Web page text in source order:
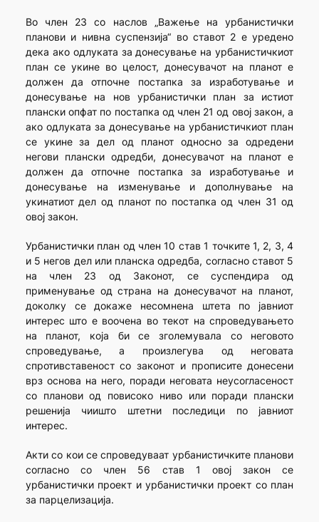
Во член 23 со наслов „Важење на урбанистички
планови и нивна суспензија“ во ставот 2 е уредено
дека ако одлуката за донесување на урбанистичкиот
план се укине во целост, донесувачот на планот е
должен да отпочне постапка за изработување и
донесување на нов урбанистички план за истиот
плански опфат по постапка од член 21 од овој закон, а
ако одлуката за донесување на урбанистичкиот план
се укине за дел од планот односно за одредени
негови плански одредби, донесувачот на планот е
должен да отпочне постапка за изработување и
донесување на изменување и дополнување на
укинатиот дел од планот по постапка од член 31 од
овој закон.
Урбанистички план од член 10 став 1 точките 1, 2, 3, 4
и 5 негов дел или планска одредба, согласно ставот 5
на член 23 од Законот, се суспендира од
применување од страна на донесувачот на планот,
доколку се докаже несомнена штета по јавниот
интерес што е воочена во текот на спроведувањето
на планот, која би се зголемувала со неговото
спроведување, а произлегува од неговата
спротивставеност со законот и прописите донесени
врз основа на него, поради неговата неусогласеност
со планови од повисоко ниво или поради плански
решенија чиишто штетни последици по јавниот
интерес.
Акти со кои се спроведуваат урбанистичките планови
согласно со член 56 став 1 овој закон се
урбанистички проект и урбанистички проект со план
за парцелизација.